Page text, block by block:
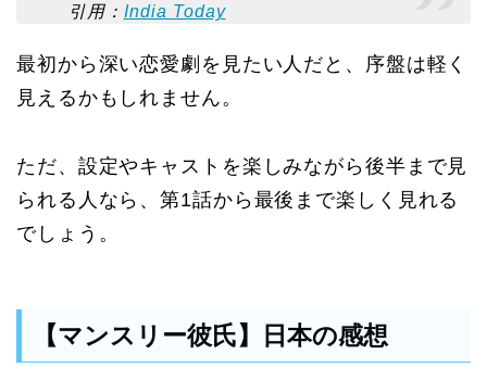
引用： India Today
最初から深い恋愛劇を見たい人だと、序盤は軽く
見えるかもしれません。
ただ、設定やキャストを楽しみながら後半まで見
られる人なら、第1話から最後まで楽しく見れる
でしょう。
【マンスリー彼氏】日本の感想